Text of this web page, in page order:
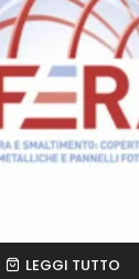
LEGGI TUTTO